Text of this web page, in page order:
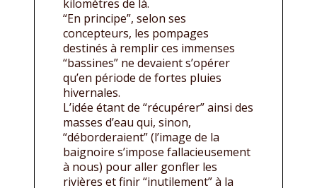
kilomètres de là.
“En principe”, selon ses
concepteurs, les pompages
destinés à remplir ces immenses
“bassines” ne devaient s’opérer
qu’en période de fortes pluies
hivernales.
L’idée étant de “récupérer” ainsi des
masses d’eau qui, sinon,
“déborderaient” (l’image de la
baignoire s’impose fallacieusement
à nous) pour aller gonfler les
rivières et finir “inutilement” à la